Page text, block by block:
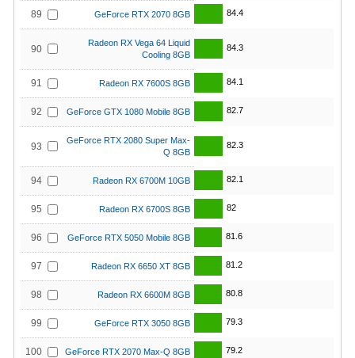
89 GeForce RTX 2070 8GB 84.4
90
Radeon RX Vega 64 Liquid
Cooling 8GB
84.3
91 Radeon RX 7600S 8GB 84.1
92 GeForce GTX 1080 Mobile 8GB 82.7
93
GeForce RTX 2080 Super Max-
Q 8GB
82.3
94 Radeon RX 6700M 10GB 82.1
95 Radeon RX 6700S 8GB 82
96 GeForce RTX 5050 Mobile 8GB 81.6
97 Radeon RX 6650 XT 8GB 81.2
98 Radeon RX 6600M 8GB 80.8
99 GeForce RTX 3050 8GB 79.3
100 GeForce RTX 2070 Max-Q 8GB 79.2